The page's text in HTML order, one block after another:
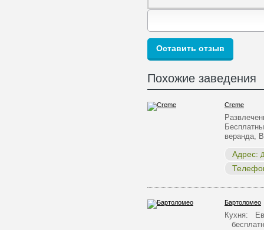
Похожие заведения
Creme
веранда,
Адрес:
Бартоломео
Кухня: